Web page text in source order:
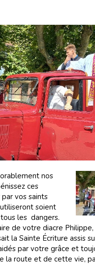
nos
ces
vos saints
soient
les dangers.
de votre diacre
la Sainte Écriture assis
par votre grâce et
la route et de cette vie,